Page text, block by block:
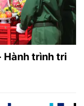
Hành trình tri